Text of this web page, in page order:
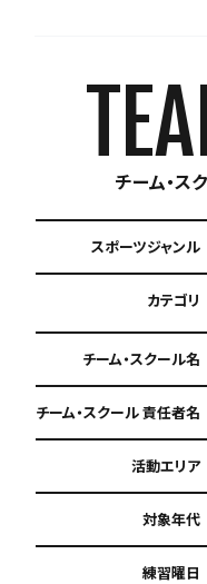
チーム・ス
スポーツジャンル
カテゴリ
チーム・スクール名
チーム・スクール 責任者名
活動エリア
対象年代
練習曜日